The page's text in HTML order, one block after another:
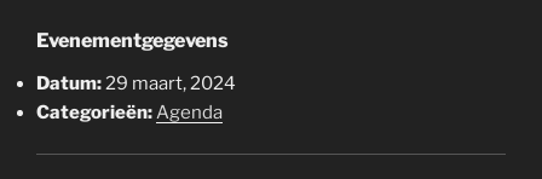
Evenementgegevens
Datum: 29 maart, 2024
Categorieën: Agenda